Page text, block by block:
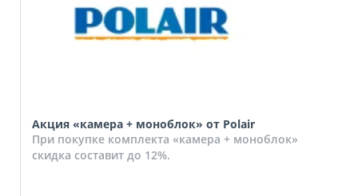
Акция «камера + моноблок» от Polair
При покупке комплекта «камера + моноблок»
скидка составит до 12%.